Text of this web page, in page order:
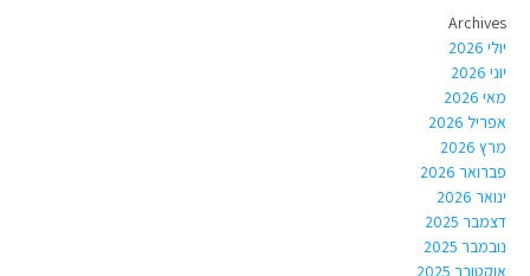
Archives
יולי 2026
יוני 2026
מאי 2026
אפריל 2026
מרץ 2026
פברואר 2026
ינואר 2026
דצמבר 2025
נובמבר 2025
אוקטובר 2025